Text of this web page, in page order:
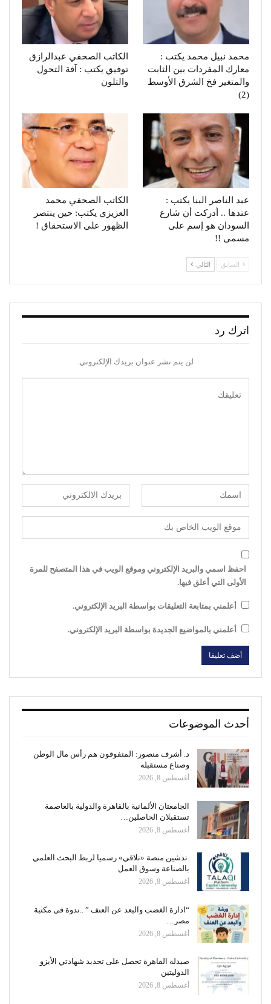
محمد نبيل محمد يكتب :
معارك المفردات بين الثابت
والمتغير فخ الشرق الأوسط
(2)
الكاتب الصحفي عبدالرازق
توفيق يكتب : آفة التحول
والتلون
عبد الناصر البنا يكتب :
عندها .. أدركت أن شارع
السودان هو إسم على
مسمى !!
الكاتب الصحفي محمد
العزيزي يكتب: حين ينتصر
الظهور على الاستحقاق !
السابق التالي
اترك رد
لن يتم نشر عنوان بريدك الإلكتروني.
احفظ اسمي والبريد الإلكتروني وموقع الويب في هذا المتصفح للمرة
الأولى التي أعلق فيها.
أعلمني بمتابعة التعليقات بواسطة البريد الإلكتروني.
أعلمني بالمواضيع الجديدة بواسطة البريد الإلكتروني.
أحدث الموضوعات
د. أشرف منصور: المتفوقون هم رأس مال الوطن
وصناع مستقبله
أغسطس 8, 2026
الجامعتان الألمانية بالقاهرة والدولية بالعاصمة
تستقبلان الحاصلين…
أغسطس 8, 2026
تدشين منصة «تلاقي» رسميا لربط البحث العلمي
بالصناعة وسوق العمل
أغسطس 8, 2026
“ادارة الغضب والبعد عن العنف ” ..ندوة فى مكتبة
مصر…
أغسطس 8, 2026
صيدلة القاهرة تحصل على تجديد شهادتي الأيزو
الدوليتين
أغسطس 8, 2026